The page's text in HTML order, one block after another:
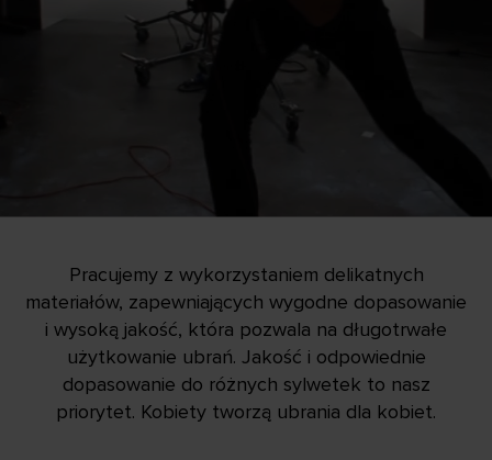
Pracujemy z wykorzystaniem delikatnych
materiałów, zapewniających wygodne dopasowanie
i wysoką jakość, która pozwala na długotrwałe
użytkowanie ubrań. Jakość i odpowiednie
dopasowanie do różnych sylwetek to nasz
priorytet. Kobiety tworzą ubrania dla kobiet.